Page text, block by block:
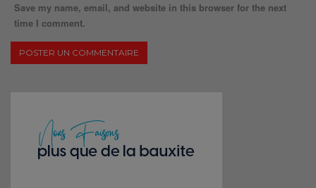
Save my name, email, and website in this browser for the next
time I comment.